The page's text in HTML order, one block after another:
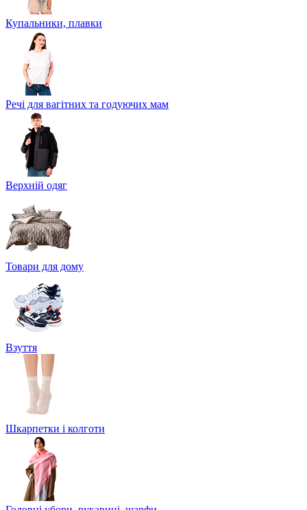
Купальники, плавки
Речі для вагітних та годуючих мам
Верхній одяг
Товари для дому
Взуття
Шкарпетки і колготи